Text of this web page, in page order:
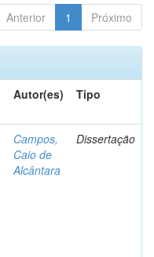
Anterior 1 Próximo
Autor(es) Tipo
Campos,
Caio de
Alcântara
Dissertação